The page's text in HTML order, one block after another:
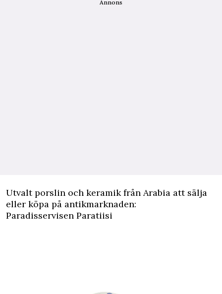
Annons
Utvalt porslin och keramik från Arabia att sälja
eller köpa på antikmarknaden:
Paradisservisen Paratiisi